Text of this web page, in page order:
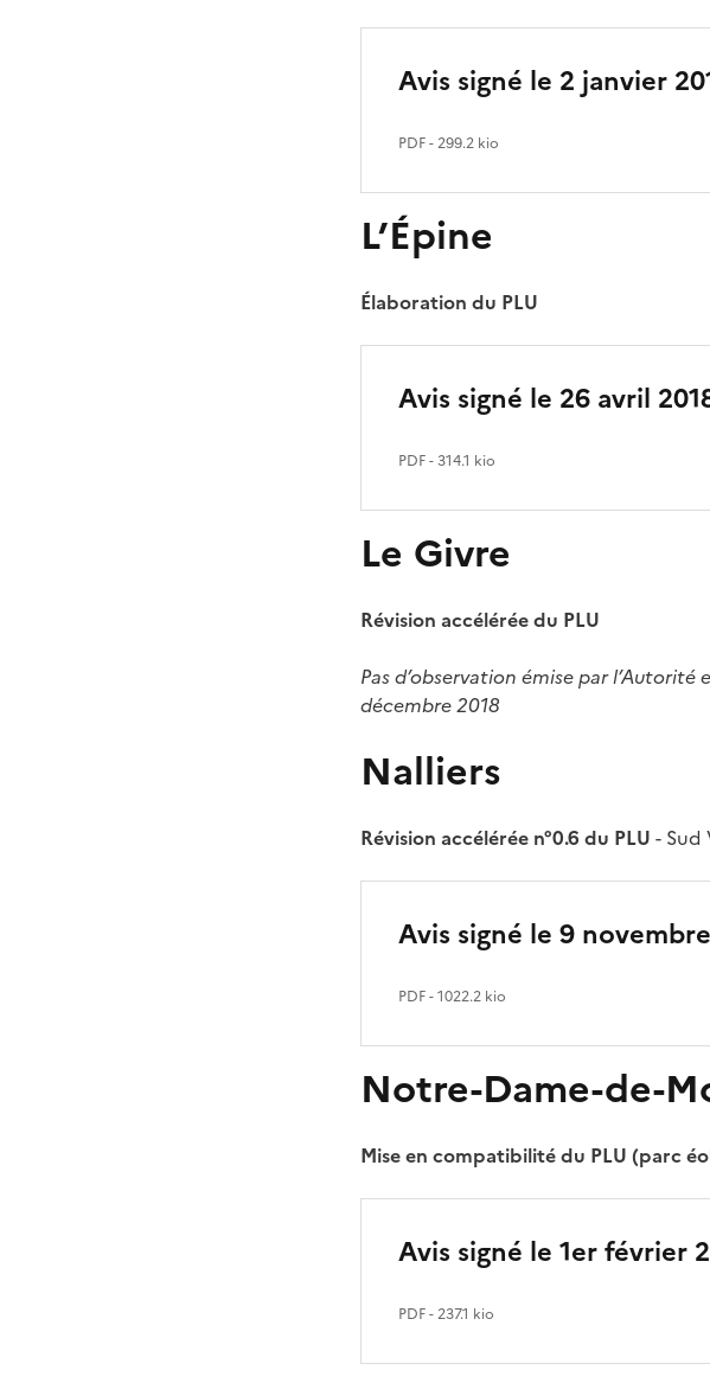
Avis signé le 2 janvier
PDF- 299.2 kio
L’Épine
Élaboration du PLU
Avis signé le 26 avril
PDF- 314.1 kio
Le Givre
Révision accélérée du PLU
Pas d’observation émise par
décembre 2018
Nalliers
Révision accélérée n°0.6 du PLU - Sud
Avis signé le 9
PDF- 1022.2 kio
Notre-Dame-de-
Mise en compatibilité du PLU (parc
Avis signé le 1er février
PDF- 237.1 kio